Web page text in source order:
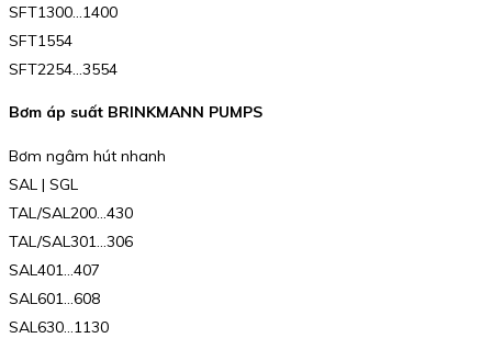
SFT1300…1400
SFT1554
SFT2254…3554
Bơm áp suất BRINKMANN PUMPS
Bơm ngâm hút nhanh
SAL | SGL
TAL/SAL200…430
TAL/SAL301…306
SAL401…407
SAL601…608
SAL630…1130